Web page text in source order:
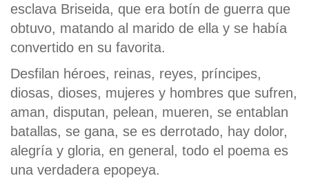
esclava Briseida, que era botín de guerra que
obtuvo, matando al marido de ella y se había
convertido en su favorita.
Desfilan héroes, reinas, reyes, príncipes,
diosas, dioses, mujeres y hombres que sufren,
aman, disputan, pelean, mueren, se entablan
batallas, se gana, se es derrotado, hay dolor,
alegría y gloria, en general, todo el poema es
una verdadera epopeya.